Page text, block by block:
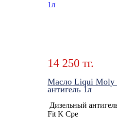
14 250 тг.
Масло Liqui Moly
антигель 1л
Дизельный
Fit K Сре